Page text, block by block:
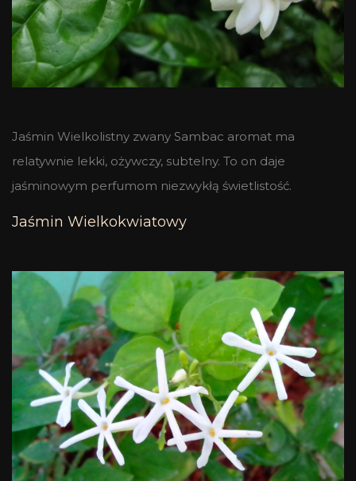
Jaśmin Wielkolistny zwany Sambac aromat ma
relatywnie lekki, ożywczy, subtelny. To on daje
jaśminowym perfumom niezwykłą świetlistość.
Jaśmin Wielkokwiatowy